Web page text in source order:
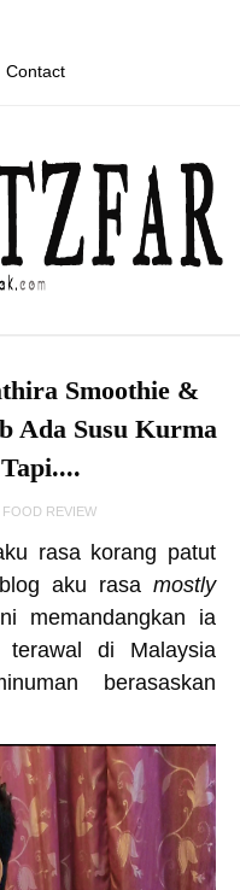
Contact
Smoothie &
Ada Susu Kurma
FOOD REVIEW
rasa korang patut
aku rasa mostly
memandangkan ia
terawal di Malaysia
berasaskan